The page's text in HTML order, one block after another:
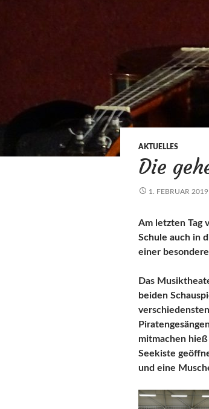
AKTUELLES
Die
1. FEBRUAR 2019
Am letzten Tag
Schule auch in
einer
Das
beiden
mitmachen
Seekiste
und eine